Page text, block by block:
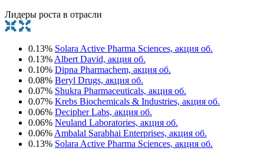
Лидеры роста в отрасли
0.13% Solara Active Pharma Sciences, акция об.
0.13% Albert David, акция об.
0.10% Dipna Pharmachem, акция об.
0.08% Beryl Drugs, акция об.
0.07% Shukra Pharmaceuticals, акция об.
0.07% Krebs Biochemicals & Industries, акция об.
0.06% Decipher Labs, акция об.
0.06% Neuland Laboratories, акция об.
0.06% Ambalal Sarabhai Enterprises, акция об.
0.13% Solara Active Pharma Sciences, акция об.